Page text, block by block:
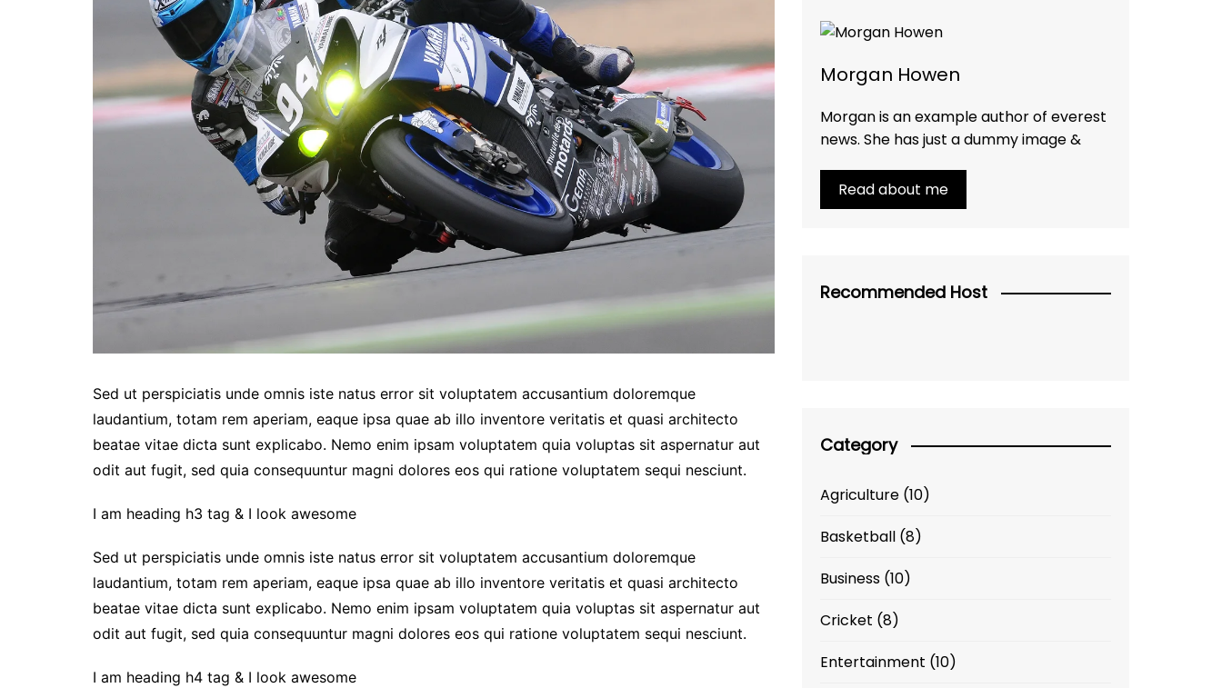
Sed ut perspiciatis unde omnis iste natus error sit voluptatem accusantium doloremque
laudantium, totam rem aperiam, eaque ipsa quae ab illo inventore veritatis et quasi architecto
beatae vitae dicta sunt explicabo. Nemo enim ipsam voluptatem quia voluptas sit aspernatur aut
odit aut fugit, sed quia consequuntur magni dolores eos qui ratione voluptatem sequi nesciunt.
I am heading h3 tag & I look awesome
Sed ut perspiciatis unde omnis iste natus error sit voluptatem accusantium doloremque
laudantium, totam rem aperiam, eaque ipsa quae ab illo inventore veritatis et quasi architecto
beatae vitae dicta sunt explicabo. Nemo enim ipsam voluptatem quia voluptas sit aspernatur aut
odit aut fugit, sed quia consequuntur magni dolores eos qui ratione voluptatem sequi nesciunt.
I am heading h4 tag & I look awesome
Morgan Howen
Morgan is an example author of everest
news. She has just a dummy image &
Read about me
Recommended Host
Category
Agriculture (10)
Basketball (8)
Business (10)
Cricket (8)
Entertainment (10)